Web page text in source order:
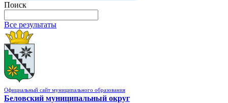
Поиск
Все результаты
Официальный сайт муниципального образования
Беловский муниципальный округ